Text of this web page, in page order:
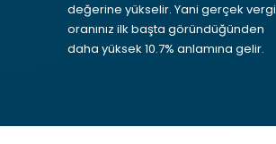
değerine yükselir. Yani gerçek vergi
oranınız ilk başta göründüğünden
daha yüksek 10.7% anlamına gelir.